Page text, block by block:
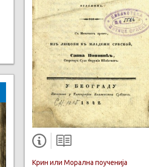
Крин или Морална поученија